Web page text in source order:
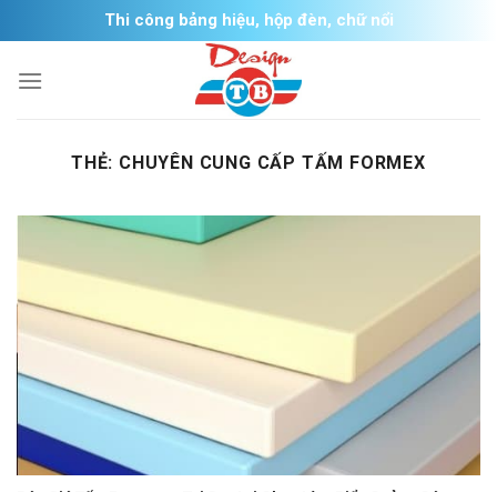
to
content
Thi công bảng hiệu, hộp đèn, chữ nổi
THẺ: CHUYÊN CUNG CẤP TẤM FORMEX